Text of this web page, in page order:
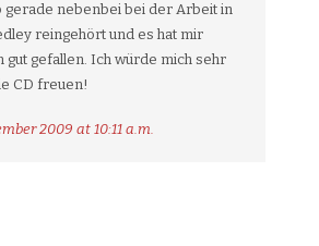
gerade nebenbei bei der Arbeit in
reingehört und es hat mir
gut gefallen. Ich würde mich sehr
CD freuen!
2009 at 10:11 a.m.